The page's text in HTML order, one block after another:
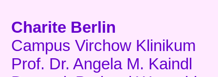
Charite Berlin
Campus Virchow Klinikum
Prof. Dr. Angela M. Kaindl